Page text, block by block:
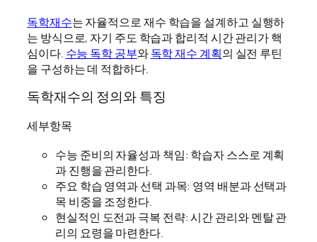
독학재수는 자율적으로 재수 학습을 설계하고 실행하
는 방식으로, 자기 주도 학습과 합리적 시간 관리가 핵
심이다. 수능 독학 공부와독학 재수 계획의 실전 루틴
을 구성하는 데 적합하다.
독학재수의 정의와 특징
세부항목
수능 준비의 자율성과 책임: 학습자 스스로 계획
과 진행을 관리한다.
주요 학습 영역과 선택 과목: 영역 배분과 선택과
목 비중을 조정한다.
현실적인 도전과 극복 전략: 시간 관리와 멘탈 관
리의 요령을 마련한다.